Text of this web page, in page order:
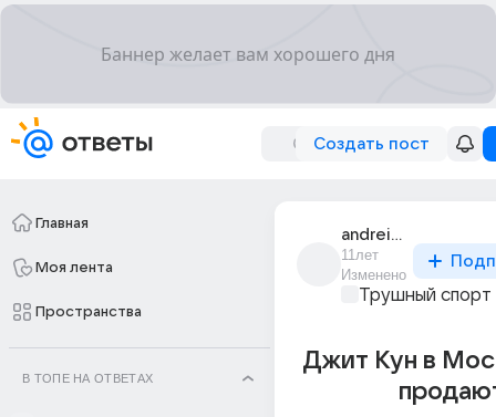
Создать пост
Главная
Моя лента
Пространства
В ТОПЕ НА ОТВЕТАХ
andrei_34771
11лет
Изменено
Трушный спорт
Джит Кун в